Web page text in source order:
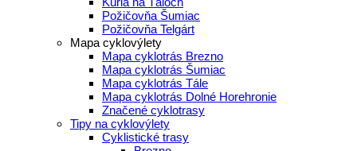
Požičovňa Šumiac
Požičovňa Telgárt
Mapa cyklovýlety
Mapa cyklotrás Brezno
Mapa cyklotrás Šumiac
Mapa cyklotrás Tále
Mapa cyklotrás Dolné Horehronie
Značené cyklotrasy
Tipy na cyklovýlety
Cyklistické trasy